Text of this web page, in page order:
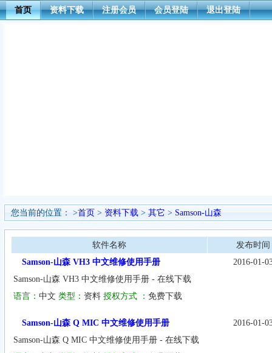
首页 资料下载 注册会员 会员登陆 退出登陆
您当前的位置： >首页 > 资料下载 > 其它 > Samson-山森
软件名称
发布时间
Samson-山森 VH3 中文维修使用手册
2016-01-
Samson-山森 VH3 中文维修使用手册 - 在线下载
语言： 中文 类型： 资料 授权方式 ： 免费下载
Samson-山森 Q MIC 中文维修使用手册
2016-01-
Samson-山森 Q MIC 中文维修使用手册 - 在线下载